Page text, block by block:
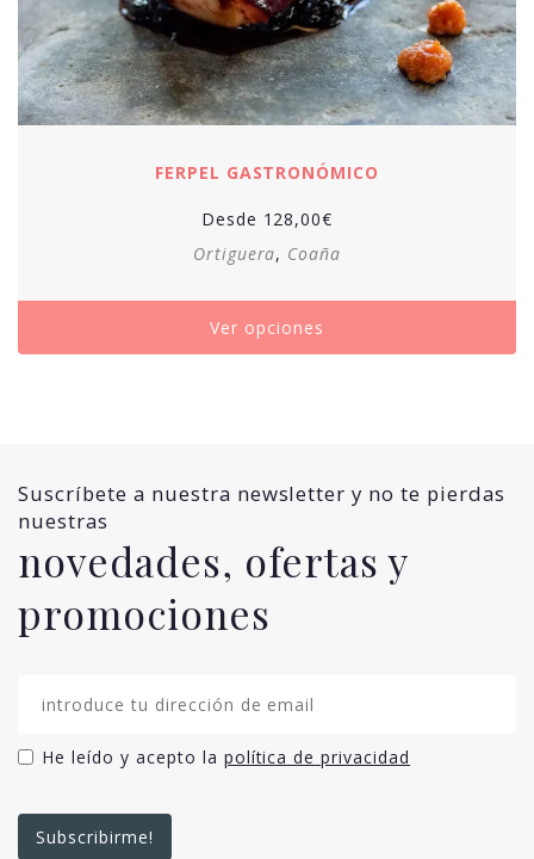
FERPEL GASTRONÓMICO
Desde 128,00€
Ortiguera, Coaña
Ver opciones
Suscríbete a nuestra newsletter y no te pierdas
nuestras
novedades, ofertas y
promociones
He leído y acepto la política de privacidad